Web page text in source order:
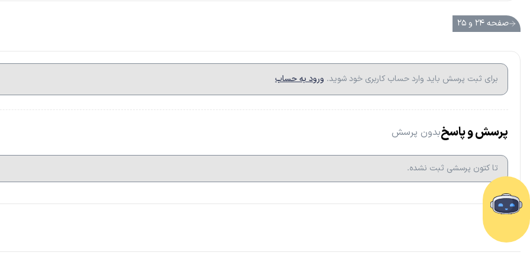
صفحه ۲۴ و ۲۵
برای ثبت پرسش باید وارد حساب کاربری خود شوید. ورود به حساب
پرسش و پاسخبدون پرسش
تا کتون پرسشی ثبت نشده.